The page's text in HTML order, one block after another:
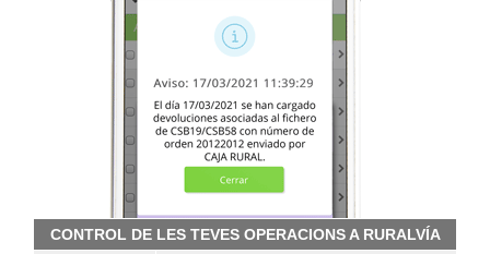
CONTROL DE LES TEVES OPERACIONS A RURALVÍA